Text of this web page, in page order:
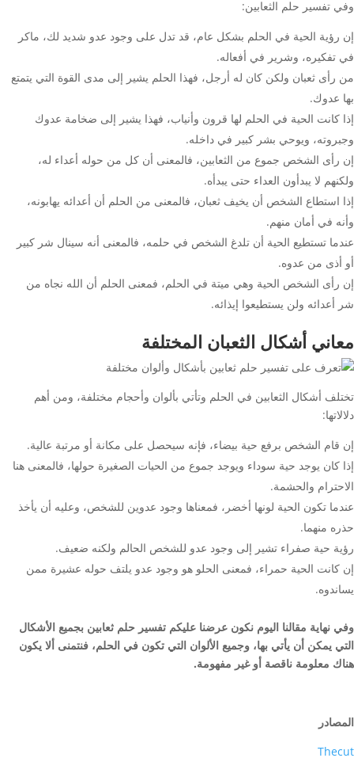
وفي تفسير حلم الثعابين:
إن رؤية الحية في الحلم بشكل عام، قد تدل على وجود عدو شديد لك، ماكر
في تفكيره، وشرير في أفعاله.
من رأى ثعبان ولكن كان له أرجل، فهذا الحلم يشير إلى مدى القوة التي يتمتع
بها عدوك.
إذا كانت الحية في الحلم لها قرون وأنياب، فهذا يشير إلى ضخامة عدوك
وجبروته، ويوحي بشر كبير في داخله.
إن رأى الشخص جموع من الثعابين، فالمعنى أن كل من حوله أعداء له،
ولكنهم لا يبدأون العداء حتى يبدأه.
إذا استطاع الشخص أن يخيف ثعبان، فالمعنى من الحلم أن أعدائه يهابونه،
وأنه في أمان منهم.
عندما تستطيع الحية أن تلدغ الشخص في حلمه، فالمعنى أنه سينال شر كبير
أو أذى من عدوه.
إن رأى الشخص الحية وهي ميتة في الحلم، فمعنى الحلم أن الله نجاه من
شر أعدائه ولن يستطيعوا إيذائه.
معاني أشكال الثعبان المختلفة
تختلف أشكال الثعابين في الحلم وتأتي بألوان وأحجام مختلفة، ومن أهم
دلالاتها:
إن قام الشخص برفع حية بيضاء، فإنه سيحصل على مكانة أو مرتبة عالية.
إذا كان يوجد حية سوداء ويوجد جموع من الحيات الصغيرة حولها، فالمعنى هنا
الاحترام والحشمة.
عندما تكون الحية لونها أخضر، فمعناها وجود عدوين للشخص، وعليه أن يأخذ
حذره منهما.
رؤية حية صفراء تشير إلى وجود عدو للشخص الحالم ولكنه ضعيف.
إن كانت الحية حمراء، فمعنى الحلو هو وجود عدو يلتف حوله عشيرة ممن
يساندوه.
وفي نهاية مقالنا اليوم نكون عرضنا عليكم تفسير حلم ثعابين بجميع الأشكال
التي يمكن أن يأتي بها، وجميع الألوان التي تكون في الحلم، فنتمنى ألا يكون
هناك معلومة ناقصة أو غير مفهومة.
المصادر
Thecut